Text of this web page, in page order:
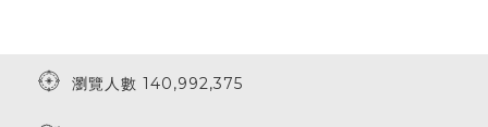
瀏覽人數 140,992,375